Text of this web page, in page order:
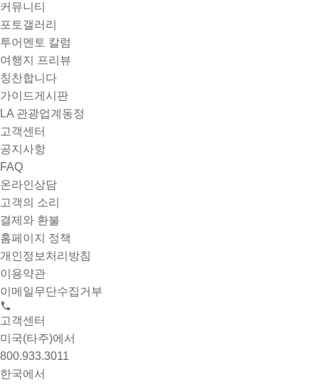
커뮤니티
포토갤러리
투어멘토 칼럼
여행지 프리뷰
칭찬합니다
가이드게시판
LA 관광업계동정
고객센터
공지사항
FAQ
온라인상담
고객의 소리
결제와 환불
홈페이지 정책
개인정보처리방침
이용약관
이메일무단수집거부
고객센터
미국(타주)에서
800.933.3011
한국에서